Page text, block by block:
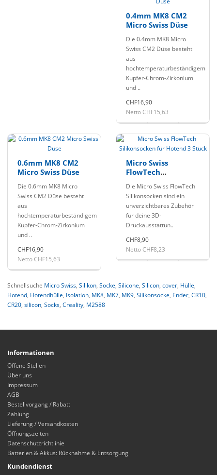
0.4mm MK8 CM2
Micro Swiss Düse
Die 0.4mm MK8 Micro
Swiss CM2 Düse besteht
aus
hochtemperaturbeständigem
Kupfer-Chrom-Zirkonium
und ..
CHF16,90
Netto CHF15,63
0.6mm MK8 CM2
Micro Swiss Düse
Die 0.6mm MK8 Micro
Swiss CM2 Düse besteht
aus
hochtemperaturbeständigem
Kupfer-Chrom-Zirkonium
und ..
CHF16,90
Netto CHF15,63
Micro Swiss
FlowTech
Hotend 3 Stück
Die Micro Swiss FlowTech
Silikonsocken sind ein
unverzichtbares Zubehör
für deine 3D-
Druckausstattun..
CHF8,90
Netto CHF8,23
Schnellsuche Micro Swiss, Silikon, Socke, Silicone, Silicon, cover, Hülle,
Hotend, Hotendhülle, Isolation, MK8, MK7, MK9, Silikonsocke, Ender, CR10,
CR20, silicon, Socks, Creality, M2588
Informationen
Offene Stellen
Über uns
Impressum
AGB
Bestellvorgang / Rabatt
Zahlung
Lieferung / Versandkosten
Öffnungszeiten
Datenschutzrichtlinie
Batterien & Akkus: Rücknahme & Entsorgung
Kundendienst